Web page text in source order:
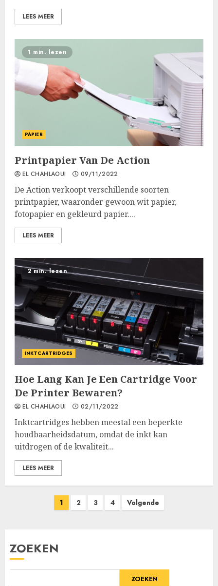
LEES MEER
1 min. lezen
PAPIER
Printpapier Van De Action
EL CHAHLAOUI 09/11/2022
De Action verkoopt verschillende soorten
printpapier, waaronder gewoon wit papier,
fotopapier en gekleurd papier....
LEES MEER
2 min. lezen
INKTCARTRIDGES
Hoe Lang Kan Je Een Cartridge Voor
De Printer Bewaren?
EL CHAHLAOUI 02/11/2022
Inktcartridges hebben meestal een beperkte
houdbaarheidsdatum, omdat de inkt kan
uitdrogen of de kwaliteit...
LEES MEER
Berichten
1 2 3 4 Volgende
ZOEKEN
ZOEKEN